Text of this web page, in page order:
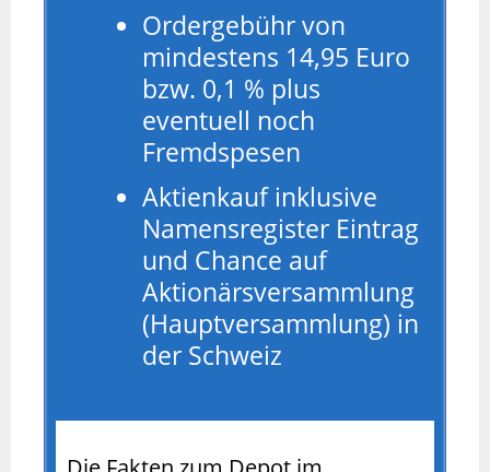
Ordergebühr von
mindestens 14,95 Euro
bzw. 0,1 % plus
eventuell noch
Fremdspesen
Aktienkauf inklusive
Namensregister Eintrag
und Chance auf
Aktionärsversammlung
(Hauptversammlung) in
der Schweiz